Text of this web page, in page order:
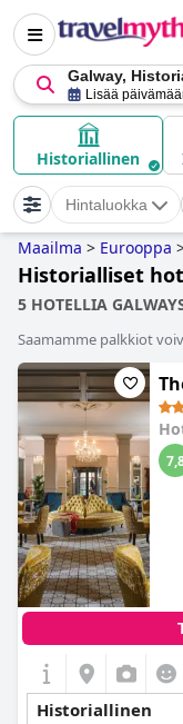
Galway,
Lisää
Historiallinen
Hintaluokka
Maailma > Eurooppa
Historialliset
5 HOTELLIA
Saamamme palkkiot
Historiallinen